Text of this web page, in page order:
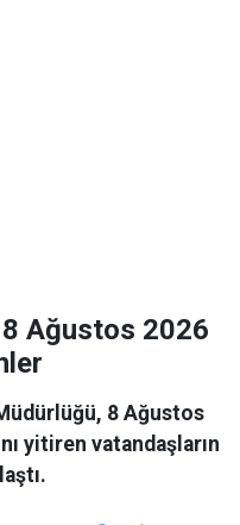
8 Ağustos 2026
8 Ağustos
yitiren vatandaşların